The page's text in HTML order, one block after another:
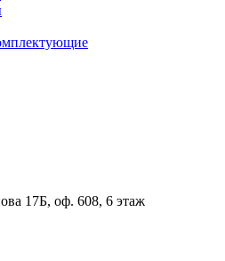
17Б, оф. 608, 6 этаж